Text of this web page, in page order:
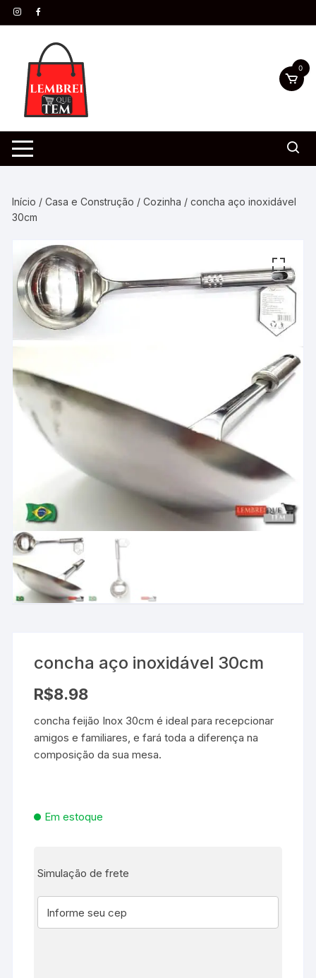
0
Início /Casa e Construção /Cozinha / concha aço inoxidável
30cm
concha aço inoxidável 30cm
R$8.98
concha feijão Inox 30cm é ideal para recepcionar
amigos e familiares, e fará toda a diferença na
composição da sua mesa.
Em estoque
Simulação de frete